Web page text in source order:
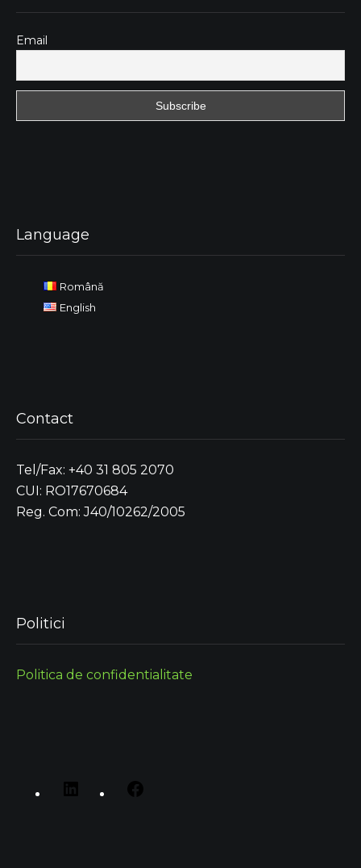
Email
Language
Română
English
Contact
Tel/Fax: +40 31 805 2070
CUI: RO17670684
Reg. Com: J40/10262/2005
Politici
Politica de confidentialitate